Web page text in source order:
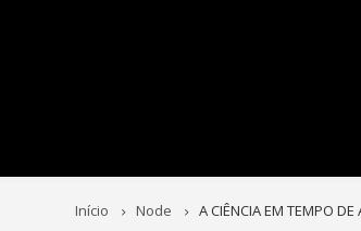
Início Node A CIÊNCIA EM TEMPO DE